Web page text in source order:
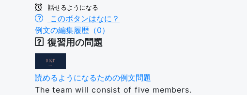
話せるようになる
このボタンはなに？
例文の編集履歴（0）
復習用の問題
読めるようになるための例文問題
The team will consist of five members.